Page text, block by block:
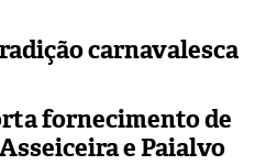
carnavalesca
fornecimento de
e Paialvo